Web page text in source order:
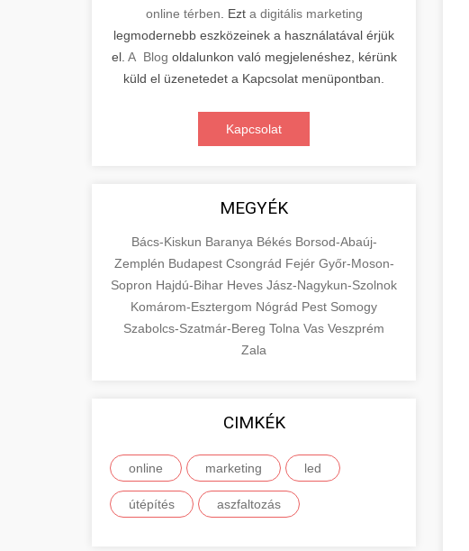
online térben . Ezt a digitális marketing
legmodernebb eszközeinek a használatával érjük
el. A Blog oldalunkon való megjelenéshez, kérünk
küld el üzenetedet a Kapcsolat menüpontban.
Kapcsolat
MEGYÉK
Bács-Kiskun Baranya Békés Borsod-Abaúj-
Zemplén Budapest Csongrád Fejér Győr-Moson-
Sopron Hajdú-Bihar Heves Jász-Nagykun-Szolnok
Komárom-Esztergom Nógrád Pest Somogy
Szabolcs-Szatmár-Bereg Tolna Vas Veszprém
Zala
CIMKÉK
online marketing led
útépítés aszfaltozás